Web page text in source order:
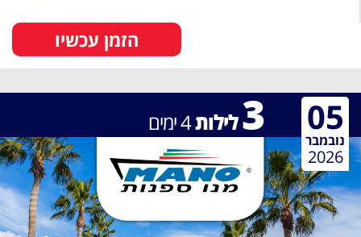
הזמן עכשיו
3לילות4ימים 05
נובמבר
2026